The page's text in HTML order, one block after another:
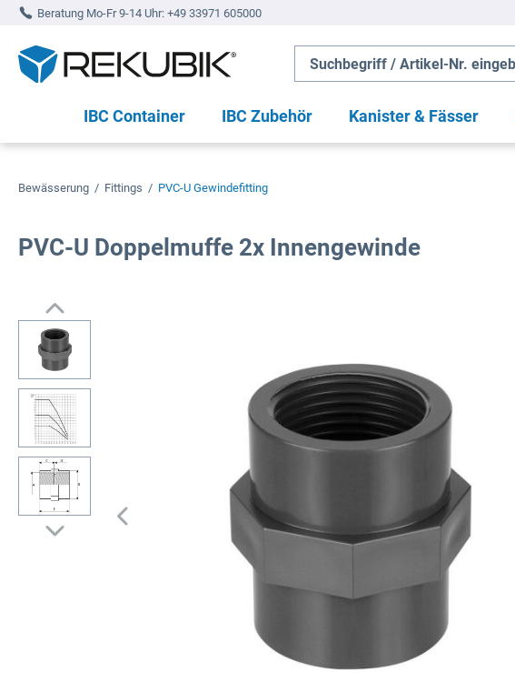
Zur Hauptnavigation springen
Beratung Mo-Fr 9-14 Uhr: +49 33971 605000
IBC Container IBC Zubehör Kanister & Fässer
Bewässerung / Fittings / PVC-U Gewindefitting
PVC-U Doppelmuffe 2x Innengewinde